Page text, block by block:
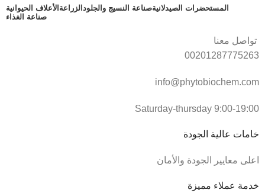
الأعلاف الحيوانية الزراعةصناعة النسيج والجلودالمستحضرات الصيدلانية
صناعة الغذاء
00201287775263
info@phytobiochem.com
Saturday-thursday 9:00-19:00
خامات عالية الجودة
اعلى معايير الجودة والأمان
خدمة عملاء مميزة